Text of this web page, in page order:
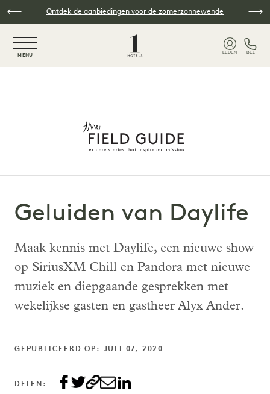
Overslaan naar hoofdinhoud
Ontdek de aanbiedingen voor de zomerzonnewende
MENU
LEDEN BEL
Geluiden van Daylife
Maak kennis met Daylife, een nieuwe show
op SiriusXM Chill en Pandora met nieuwe
muziek en diepgaande gesprekken met
wekelijkse gasten en gastheer Alyx Ander.
GEPUBLICEERD OP: JULI 07, 2020
DELEN: